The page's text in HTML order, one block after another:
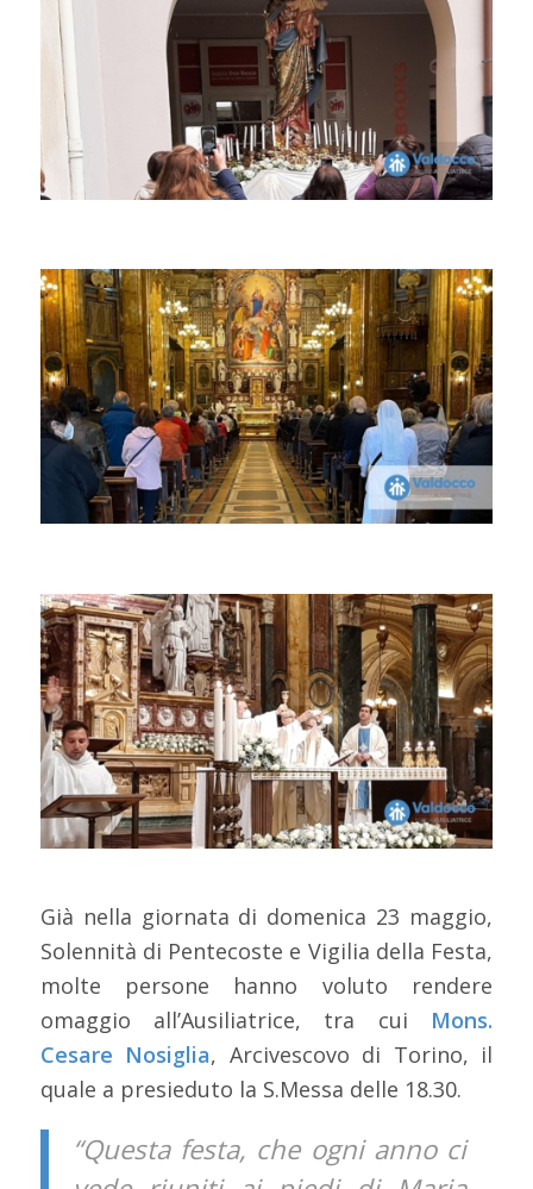
Già nella giornata di domenica 23 maggio,
Solennità di Pentecoste e Vigilia della Festa,
molte persone hanno voluto rendere
omaggio all’Ausiliatrice, tra cui Mons.
Cesare Nosiglia, Arcivescovo di Torino, il
quale a presieduto la S.Messa delle 18.30.
“Questa festa, che ogni anno ci